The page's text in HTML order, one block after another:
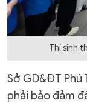
Thí sinh
Sở GD&ĐT Phú
phải bảo đảm